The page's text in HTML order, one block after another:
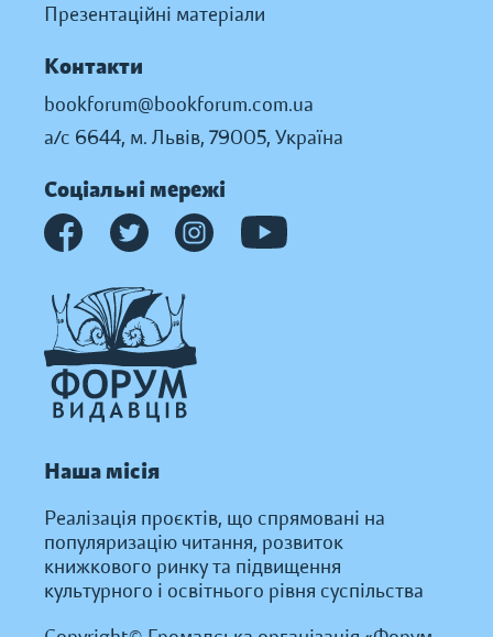
Презентаційні матеріали
Контакти
bookforum@bookforum.com.ua
а/с 6644, м. Львів, 79005, Україна
Соціальні мережі
Наша місія
Реалізація проєктів, що спрямовані на
популяризацію читання, розвиток
книжкового ринку та підвищення
культурного і освітнього рівня суспільства